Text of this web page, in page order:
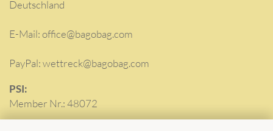
Deutschland
E-Mail:office@bagobag.com
PayPal: wettreck@bagobag.com
PSI:
Member Nr.: 48072